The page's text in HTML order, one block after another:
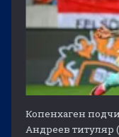
Копенхаген
Андреев титуляр